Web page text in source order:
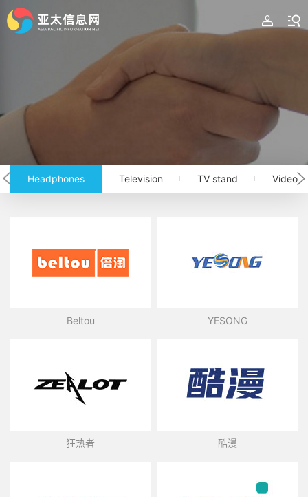
Headphones Television TV stand Video
Beltou YESONG
狂热者 酷漫